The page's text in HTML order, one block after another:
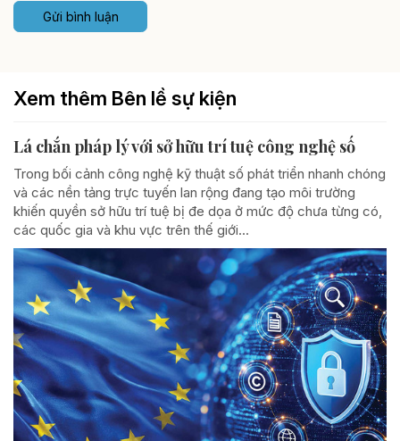
Gửi bình luận
Xem thêm Bên lề sự kiện
Lá chắn pháp lý với sở hữu trí tuệ công nghệ số
Trong bối cảnh công nghệ kỹ thuật số phát triển nhanh chóng
và các nền tảng trực tuyến lan rộng đang tạo môi trường
khiến quyền sở hữu trí tuệ bị đe dọa ở mức độ chưa từng có,
các quốc gia và khu vực trên thế giới...